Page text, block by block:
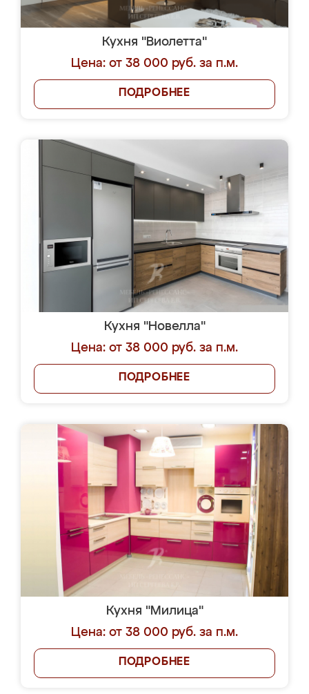
Кухня "Виолетта"
Цена: от 38 000 руб. за п.м.
ПОДРОБНЕЕ
Кухня "Новелла"
Цена: от 38 000 руб. за п.м.
ПОДРОБНЕЕ
Кухня "Милица"
Цена: от 38 000 руб. за п.м.
ПОДРОБНЕЕ